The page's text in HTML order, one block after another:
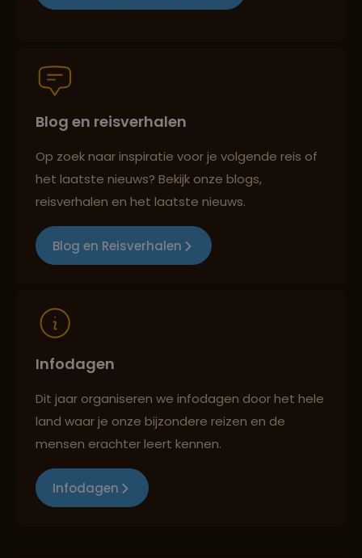
Best beoordeelde reisroutes
Reizen met oog voor mens, cultuur en milieu
Blog en reisverhalen
Op zoek naar inspiratie voor je volgende reis of
het laatste nieuws? Bekijk onze blogs,
reisverhalen en het laatste nieuws.
Blog en Reisverhalen
Infodagen
Dit jaar organiseren we infodagen door het hele
land waar je onze bijzondere reizen en de
mensen erachter leert kennen.
Infodagen